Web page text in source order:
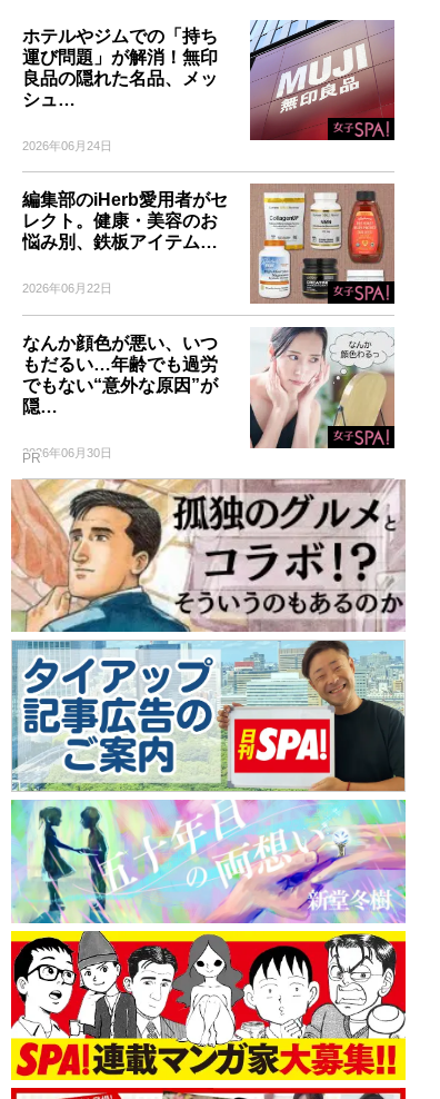
ホテルやジムでの「持ち
運び問題」が解消！無印
良品の隠れた名品、メッ
シュ…
2026年06月24日
編集部のiHerb愛用者がセ
レクト。健康・美容のお
悩み別、鉄板アイテム…
2026年06月22日
なんか顔色が悪い、いつ
もだるい…年齢でも過労
でもない“意外な原因”が
隠…
2026年06月30日
PR